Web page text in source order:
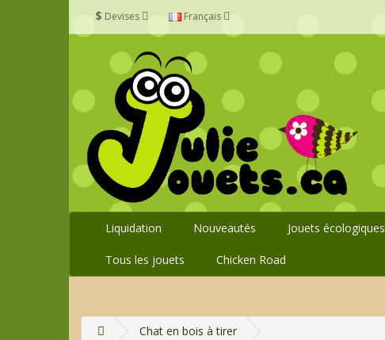
$ Devises Français
Liquidation Nouveautés Jouets écologiques
Tous les jouets Chicken Road
Chat en bois à tirer